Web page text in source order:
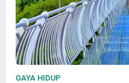
GAYA HIDUP